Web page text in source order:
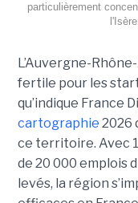
particulièrement
L’Auvergne-
fertile pour les
qu’indique France
cartographie 2026
ce territoire. Avec
de 20 000 emplois
levés, la région